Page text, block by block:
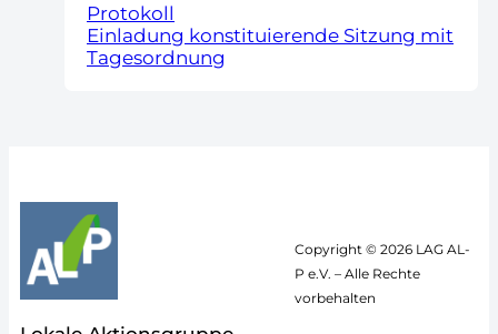
Protokoll
Einladung konstituierende Sitzung mit
Tagesordnung
Copyright © 2026 LAG AL-
P e.V. – Alle Rechte
vorbehalten